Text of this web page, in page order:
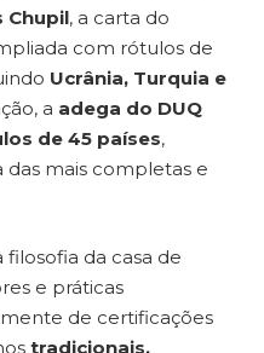
Chupil, a carta do
com rótulos de
Ucrânia, Turquia e
a adega do DUQ
de 45 países,
mais completas e
da casa de
e práticas
de certificações
tradicionais,